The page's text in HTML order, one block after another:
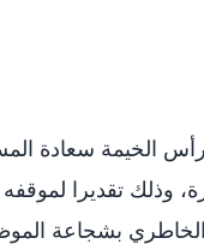
الخيمة سعادة
وذلك تقديرا
بشجاعة